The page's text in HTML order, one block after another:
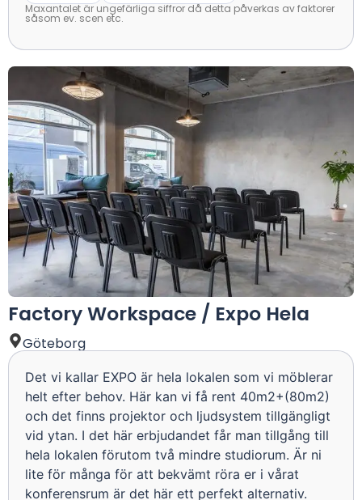
Factory Workspace / Expo Hela
Göteborg
Det vi kallar EXPO är hela lokalen som vi möblerar
helt efter behov. Här kan vi få rent 40m2+(80m2)
och det finns projektor och ljudsystem tillgängligt
vid ytan. I det här erbjudandet får man tillgång till
hela lokalen förutom två mindre studiorum. Är ni
lite för många för att bekvämt röra er i vårat
konferensrum är det här ett perfekt alternativ.
Maxantalet är ungefärliga siffror då detta påverkas av faktorer
såsom ev. scen etc.